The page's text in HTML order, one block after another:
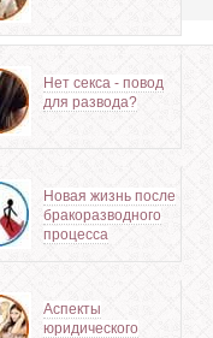
Нет секса - повод
для развода?
Новая жизнь после
бракоразводного
процесса
Аспекты
юридического